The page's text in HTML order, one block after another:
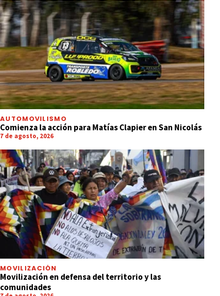
AUTOMOVILISMO
Comienza la acción para Matías Clapier en San Nicolás
7 de agosto, 2026
MOVILIZACIÓN
Movilización en defensa del territorio y las
comunidades